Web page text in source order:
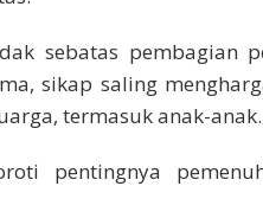
sebatas pembagian
sikap saling
termasuk anak-anak.
pentingnya